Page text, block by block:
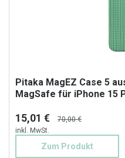
Pitaka MagEZ Case 5
MagSafe für iPhone 15
15,01 €
70,00 €
inkl. MwSt.
Zum Produkt